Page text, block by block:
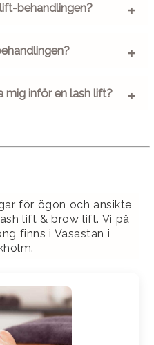
behandlingen?
mig inför en lash lift?
för ögon och ansikte
lift & brow lift. Vi på
finns i Vasastan i